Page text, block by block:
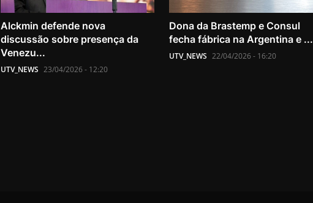
Alckmin defende nova
discussão sobre presença da
Venezu...
UTV_NEWS 23/04/2026 - 12:20
Dona da Brastemp e Consul
fecha fábrica na Argentina e ...
UTV_NEWS 22/04/2026 - 16:20